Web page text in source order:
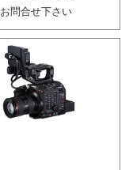
お問合せ下さい